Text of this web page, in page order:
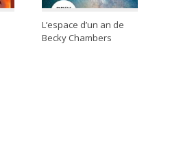
L’espace d’un an de
Becky Chambers